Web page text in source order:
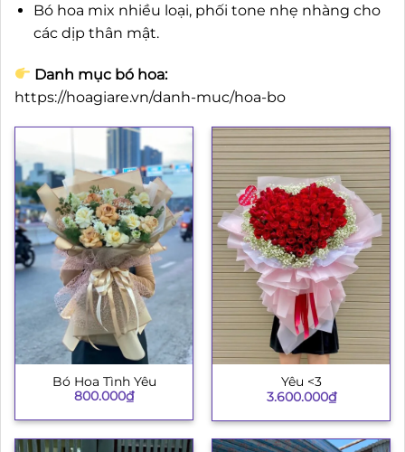
Bó hoa mix nhiều loại, phối tone nhẹ nhàng cho
các dịp thân mật.
Danh mục bó hoa:
https://hoagiare.vn/danh-muc/hoa-bo
Bó Hoa Tình Yêu
800.000₫
Yêu <3
3.600.000₫